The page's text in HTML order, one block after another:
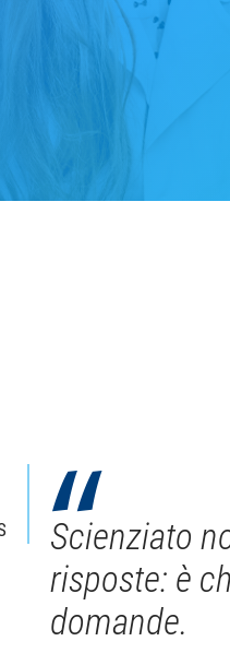
Scienziato
risposte: è
domande.